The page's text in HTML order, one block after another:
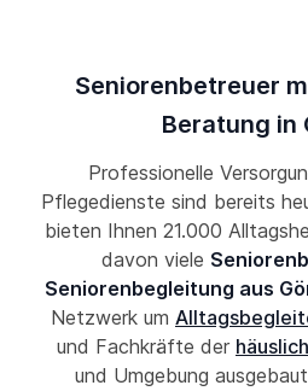
Seniorenbetreuer
Beratung in
Professionelle
Pflegedienste sind bereits
bieten Ihnen 21.000
davon viele
Seniorenbegleitung aus
Netzwerk um
und Fachkräfte der
und Umgebung